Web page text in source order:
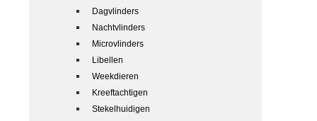
Dagvlinders
Nachtvlinders
Microvlinders
Libellen
Weekdieren
Kreeftachtigen
Stekelhuidigen